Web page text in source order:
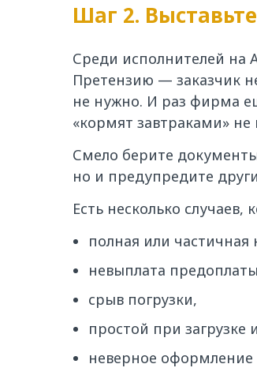
Шаг 2.
Среди исполнителей на
Претензию — заказчик
не нужно. И раз фирма
«кормят завтраками»
Смело берите
но и предупредите
Есть несколько
полная или частичная
невыплата
срыв погрузки,
простой при загрузке
неверное оформление